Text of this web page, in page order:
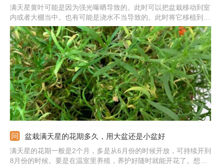
满天星黄叶可能是因为强光曝晒导致的。此时可以把盆栽移动到室
内或者大棚当中。也有可能是浇水不当导致的。此时将它移植到松
软湿润的新土中精心呵护即可恢复如初。还有可能是所用的药械残
余除草剂，对它造成了伤害。此时，应及时清理已经死亡的叶片，
然后移栽养护即可。
盆栽满天星的花期多久，用大盆还是小盆好
满天星的花期一般是2个月，多是从6月份的时候开放，可持续开到
8月份的时候。要是在温室里养殖，养护好随时就能开花了。想要